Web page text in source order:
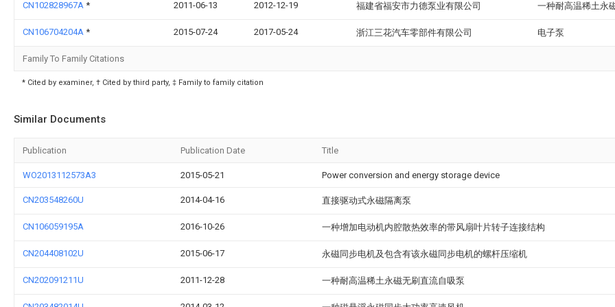
CN102828967A * 2011-06-13 2012-12-19 福建省福安市力德泵业有限公司 一种耐高温稀土永
CN106704204A * 2015-07-24 2017-05-24 浙江三花汽车零部件有限公司 电子泵
Family To Family Citations
* Cited by examiner, † Cited by third party, ‡ Family to family citation
Similar Documents
Publication Publication Date Title
WO2013112573A3 2015-05-21 Power conversion and energy storage device
CN203548260U 2014-04-16 直接驱动式永磁隔离泵
CN106059195A 2016-10-26 一种增加电动机内腔散热效率的带风扇叶片转子连接结构
CN204408102U 2015-06-17 永磁同步电机及包含有该永磁同步电机的螺杆压缩机
CN202091211U 2011-12-28 一种耐高温稀土永磁无刷直流自吸泵